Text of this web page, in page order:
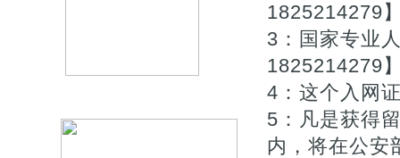
1825214279
3：国家专业
1825214279
4：这个入网
5：凡是获得
内，将在公安